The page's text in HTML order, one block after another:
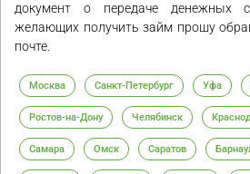
документ о передаче денежных
желающих получить займ прошу
почте.
Москва Санкт-Петербург Уфа
Ростов-на-Дону Челябинск
Самара Омск Саратов